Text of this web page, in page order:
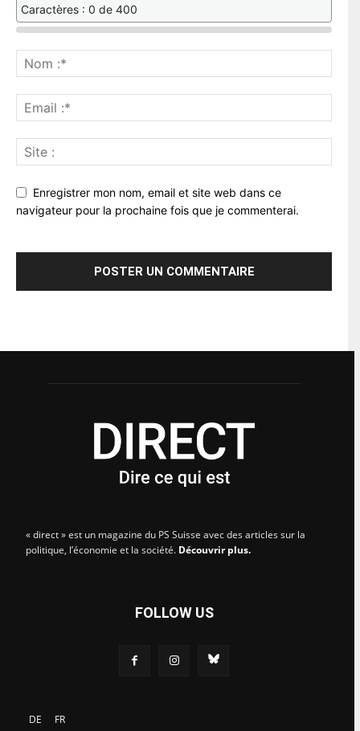
Caractères : 0 de 400
Enregistrer mon nom, email et site web dans ce
navigateur pour la prochaine fois que je commenterai.
« direct » est un magazine du PS Suisse avec des articles sur la
politique, l’économie et la société. Découvrir plus.
FOLLOW US
DE FR